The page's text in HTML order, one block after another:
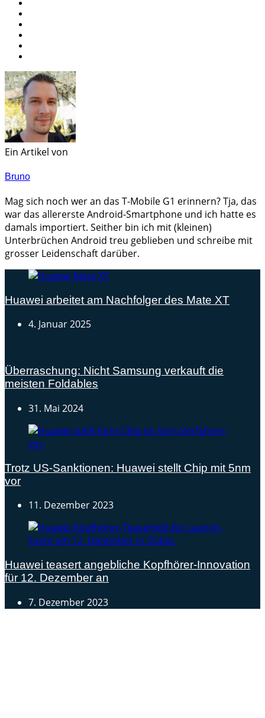
Ein Artikel von
Bruno
Mag sich noch wer an das T-Mobile G1 erinnern? Tja, das
war das allererste Android-Smartphone und ich hatte es
damals importiert. Seither bin ich mit (kleinen)
Unterbrüchen Android treu geblieben und schreibe mit
grosser Leidenschaft darüber.
Huawei arbeitet am Nachfolger des Mate XT
4. Januar 2025
Überraschung: Nicht Samsung verkauft die
meisten Foldables
31. Mai 2024
Trotz US-Sanktionen: Huawei stellt Chip mit 5nm
vor
11. Dezember 2023
Huawei teasert angebliche Kopfhörer-Innovation
für 12. Dezember an
7. Dezember 2023